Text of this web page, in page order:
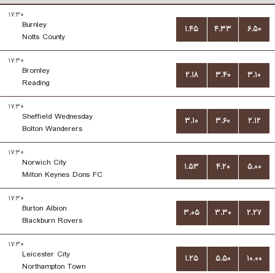
۱۷:۳۰
Burnley
Notts County
۱.۴۵ ۴.۳۳ ۶.۵۰
۱۷:۳۰
Bromley
Reading
۲.۱۸ ۳.۴۰ ۳.۱۰
۱۷:۳۰
Sheffield Wednesday
Bolton Wanderers
۳.۱۰ ۳.۶۰ ۲.۱۲
۱۷:۳۰
Norwich City
Milton Keynes Dons FC
۱.۵۳ ۴.۲۰ ۵.۰۰
۱۷:۳۰
Burton Albion
Blackburn Rovers
۳.۰۵ ۳.۳۰ ۲.۲۷
۱۷:۳۰
Leicester City
Northampton Town
۱.۲۵ ۵.۵۰ ۱۰.۰۰